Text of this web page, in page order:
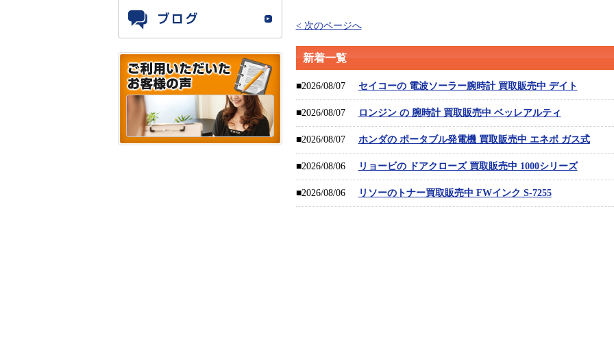
< 次のページへ
新着一覧
■2026/08/07 セイコーの 電波ソーラー腕時計 買取販売中 デイト
■2026/08/07 ロンジン の 腕時計 買取販売中 ベッレアルティ
■2026/08/07 ホンダの ポータブル発電機 買取販売中 エネポ ガス式
■2026/08/06 リョービの ドアクローズ 買取販売中 1000シリーズ
■2026/08/06 リソーのトナー買取販売中 FWインク S-7255